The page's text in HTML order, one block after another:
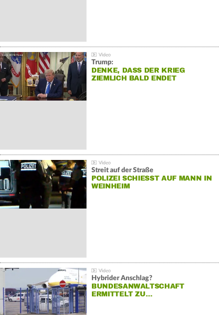
Trump:
DENKE, DASS DER KRIEG
ZIEMLICH BALD ENDET
Streit auf der Straße
POLIZEI SCHIESST AUF MANN IN W
EINHEIM
Hybrider Anschlag?
BUNDESANWALTSCHAFT
ERMITTELT ZU…